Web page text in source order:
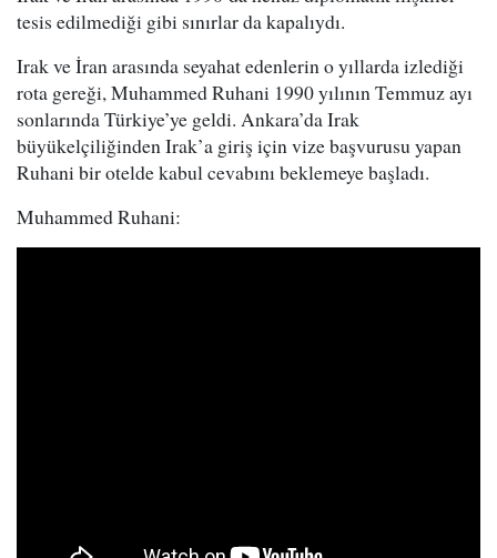
tesis edilmediği gibi sınırlar da kapalıydı.
Irak ve İran arasında seyahat edenlerin o yıllarda izlediği
rota gereği, Muhammed Ruhani 1990 yılının Temmuz ayı
sonlarında Türkiye’ye geldi. Ankara’da Irak
büyükelçiliğinden Irak’a giriş için vize başvurusu yapan
Ruhani bir otelde kabul cevabını beklemeye başladı.
Muhammed Ruhani: